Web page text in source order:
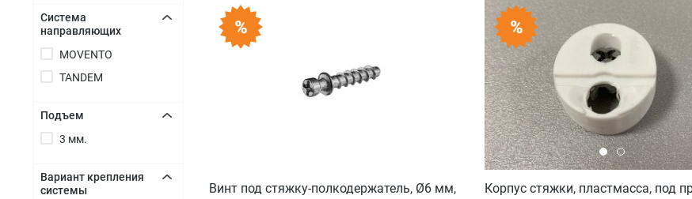
Система
направляющих
MOVENTO
TANDEM
Подъем
3 мм.
Вариант крепления
системы
Винт под стяжку-полкодержатель, Ø6 мм,
Корпус стяжки, пластмасса, под